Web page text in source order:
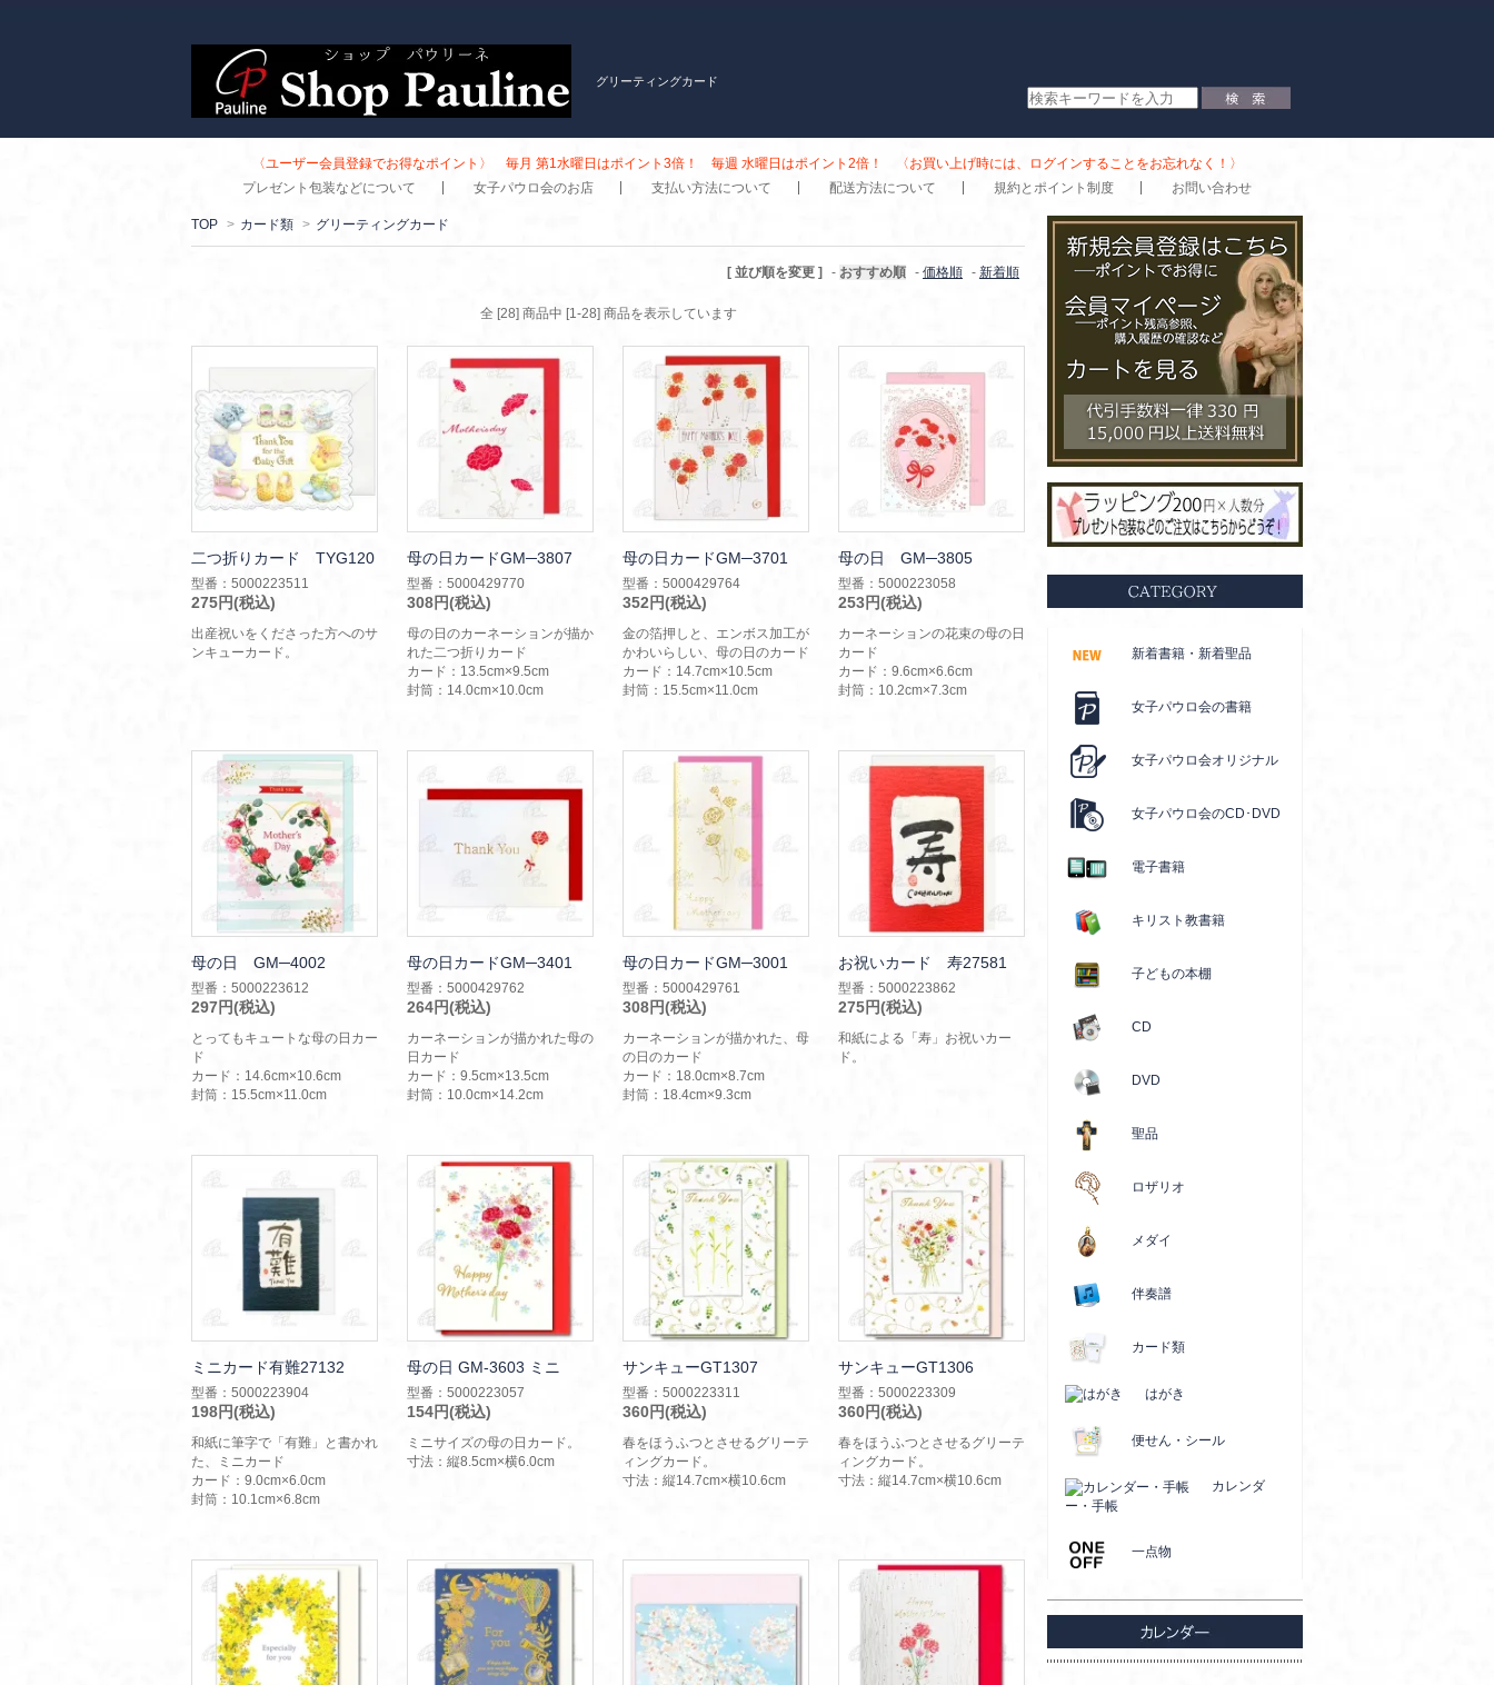
グリーティングカード
〈ユーザー会員登録でお得なポイント〉 毎月 第1水曜日はポイント3倍！ 毎週 水曜日はポイント2倍！ 〈お買い上げ時には、ログインすることをお忘れなく！〉
プレゼント包装などについて
女子パウロ会のお店 支払い方法について 配送方法について 規約とポイント制度 お問い合わせ
TOP > カード類 > グリーティングカード
[ 並び順を変更 ] - おすすめ順 - 価格順 - 新着順
全 [28] 商品中 [1-28] 商品を表示しています
二つ折りカード TYG120
型番：5000223511
275円(税込)
出産祝いをくださった方へのサ
ンキューカード。
母の日カードGM─3807
型番：5000429770
308円(税込)
母の日のカーネーションが描か
れた二つ折りカード
カード：13.5cm×9.5cm
封筒：14.0cm×10.0cm
母の日カードGM─3701
型番：5000429764
352円(税込)
金の箔押しと、エンボス加工が
かわいらしい、母の日のカード
カード：14.7cm×10.5cm
封筒：15.5cm×11.0cm
母の日 GM─3805
型番：5000223058
253円(税込)
カーネーションの花束の母の日
カード
カード：9.6cm×6.6cm
封筒：10.2cm×7.3cm
母の日 GM─4002
型番：5000223612
297円(税込)
とってもキュートな母の日カー
ド
カード：14.6cm×10.6cm
封筒：15.5cm×11.0cm
母の日カードGM─3401
型番：5000429762
264円(税込)
カーネーションが描かれた母の
日カード
カード：9.5cm×13.5cm
封筒：10.0cm×14.2cm
母の日カードGM─3001
型番：5000429761
308円(税込)
カーネーションが描かれた、母
の日のカード
カード：18.0cm×8.7cm
封筒：18.4cm×9.3cm
お祝いカード 寿27581
型番：5000223862
275円(税込)
和紙による「寿」お祝いカー
ド。
ミニカード有難27132
型番：5000223904
198円(税込)
和紙に筆字で「有難」と書かれ
た、ミニカード
カード：9.0cm×6.0cm
封筒：10.1cm×6.8cm
母の日 GM-3603 ミニ
型番：5000223057
154円(税込)
ミニサイズの母の日カード。
寸法：縦8.5cm×横6.0cm
サンキューGT1307
型番：5000223311
360円(税込)
春をほうふつとさせるグリーテ
ィングカード。
寸法：縦14.7cm×横10.6cm
サンキューGT1306
型番：5000223309
360円(税込)
春をほうふつとさせるグリーテ
ィングカード。
寸法：縦14.7cm×横10.6cm
新着書籍・新着聖品
女子パウロ会の書籍
女子パウロ会オリジナル
女子パウロ会のCD･DVD
電子書籍
キリスト教書籍
子どもの本棚
CD
DVD
聖品
ロザリオ
メダイ
伴奏譜
カード類
はがき
便せん・シール
カレンダ
ー・手帳
一点物